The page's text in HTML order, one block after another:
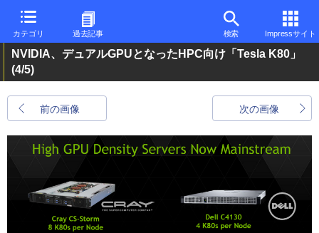
カテゴリ 過去記事 検索 Impressサイト
NVIDIA、デュアルGPUとなったHPC向け「Tesla K80」
(4/5)
前の画像 次の画像